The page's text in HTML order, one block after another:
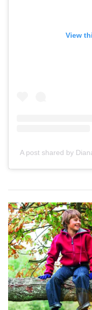
View
A post shared by